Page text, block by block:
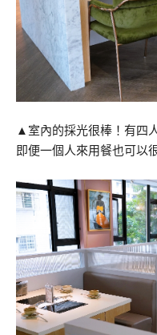
▲室內的採光很棒！有四
即便一個人來用餐也可以